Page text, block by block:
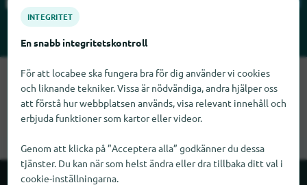
Tyvärr kan vi inte hitta GU just nu. Om du vet var GU finns
skulle vi bli glada om du meddelade oss det.
INTEGRITET
En snabb integritetskontroll
För att locabee ska fungera bra för dig använder vi cookies
och liknande tekniker. Vissa är nödvändiga, andra hjälper oss
att förstå hur webbplatsen används, visa relevant innehåll och
erbjuda funktioner som kartor eller videor.
Genom att klicka på ”Acceptera alla” godkänner du dessa
tjänster. Du kan när som helst ändra eller dra tillbaka ditt val i
cookie-inställningarna.